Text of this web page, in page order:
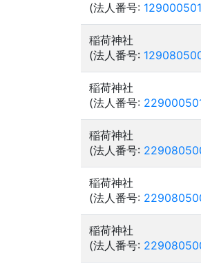
(法人番号:
稲荷神社
(法人番号:
稲荷神社
(法人番号:
稲荷神社
(法人番号:
稲荷神社
(法人番号:
稲荷神社
(法人番号: